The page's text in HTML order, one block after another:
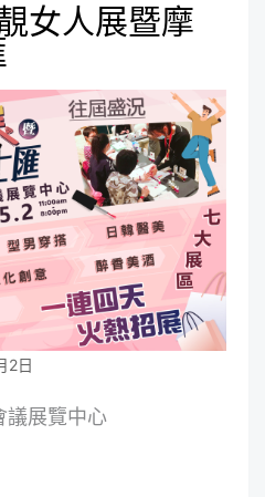
女人展暨摩
2日
議展覽中心